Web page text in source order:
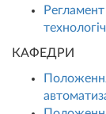
КАФЕДРИ